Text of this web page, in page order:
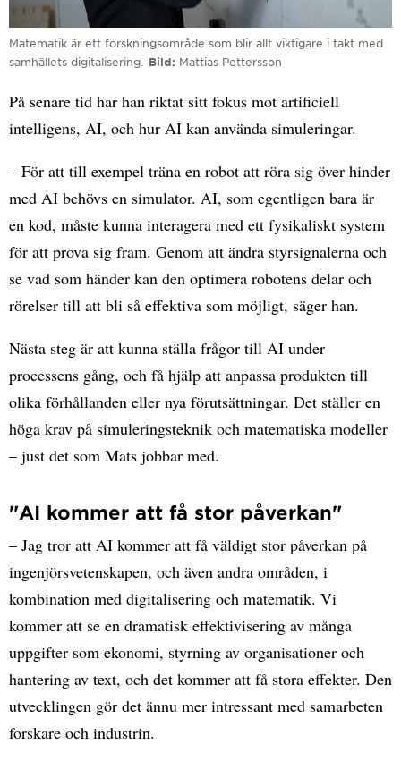
Matematik är ett forskningsområde som blir allt viktigare i takt med
samhällets digitalisering. Bild Mattias Pettersson
På senare tid har han riktat sitt fokus mot artificiell
intelligens, AI, och hur AI kan använda simuleringar.
– För att till exempel träna en robot att röra sig över hinder
med AI behövs en simulator. AI, som egentligen bara är
en kod, måste kunna interagera med ett fysikaliskt system
för att prova sig fram. Genom att ändra styrsignalerna och
se vad som händer kan den optimera robotens delar och
rörelser till att bli så effektiva som möjligt, säger han.
Nästa steg är att kunna ställa frågor till AI under
processens gång, och få hjälp att anpassa produkten till
olika förhållanden eller nya förutsättningar. Det ställer en
höga krav på simuleringsteknik och matematiska modeller
– just det som Mats jobbar med.
"AI kommer att få stor påverkan"
– Jag tror att AI kommer att få väldigt stor påverkan på
ingenjörsvetenskapen, och även andra områden, i
kombination med digitalisering och matematik. Vi
kommer att se en dramatisk effektivisering av många
uppgifter som ekonomi, styrning av organisationer och
hantering av text, och det kommer att få stora effekter. Den
utvecklingen gör det ännu mer intressant med samarbeten
forskare och industrin.